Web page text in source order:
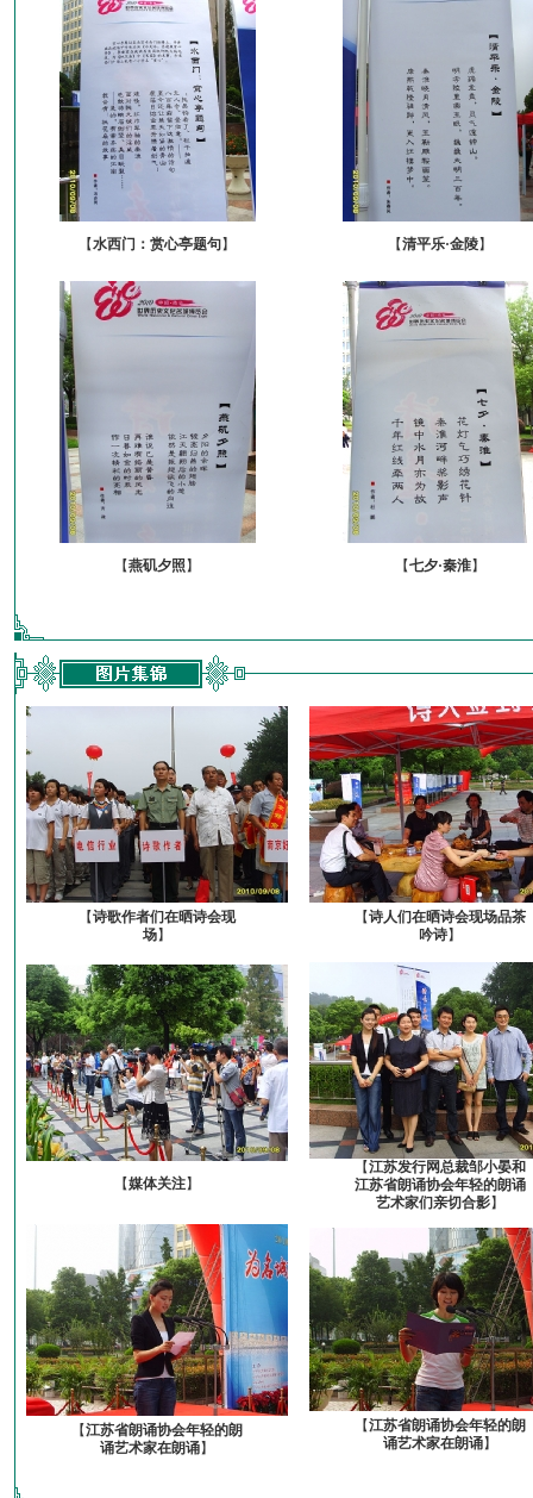
【水西门：赏心亭题句】 【清平乐·金陵】
【燕矶夕照 】 【七夕·秦淮】
【诗歌作者们在晒诗会现
场】
【诗人们在晒诗会现场品茶
吟诗】
【媒体关注】
【江苏发行网总裁邹小晏和
江苏省朗诵协会年轻的朗诵
艺术家们亲切合影】
【江苏省朗诵协会年轻的朗
诵艺术家在朗诵】
【江苏省朗诵协会年轻的朗
诵艺术家在朗诵】